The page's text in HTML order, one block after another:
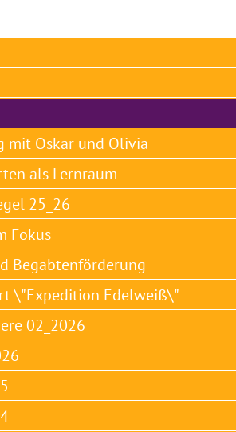
mit Oskar und Olivia
als Lernraum
25_26
Fokus
Begabtenförderung
\"Expedition Edelweiß\"
02_2026